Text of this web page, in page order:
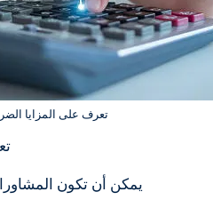
تعرف على المزايا
يمكن أن تكون